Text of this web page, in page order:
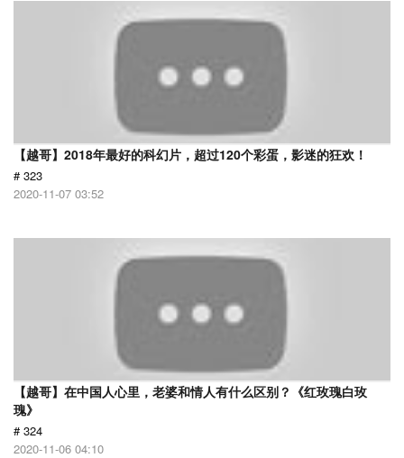
【越哥】2018年最好的科幻片，超过120个彩蛋，影迷的狂欢！
# 323
2020-11-07 03:52
【越哥】在中国人心里，老婆和情人有什么区别？《红玫瑰白玫
瑰》
# 324
2020-11-06 04:10